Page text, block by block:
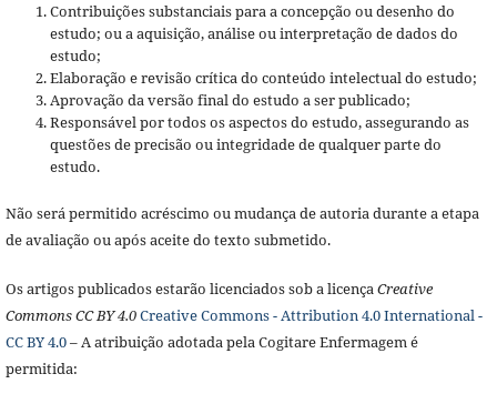
Contribuições substanciais para a concepção ou desenho do
estudo; ou a aquisição, análise ou interpretação de dados do
estudo;
Elaboração e revisão crítica do conteúdo intelectual do estudo;
Aprovação da versão final do estudo a ser publicado;
Responsável por todos os aspectos do estudo, assegurando as
questões de precisão ou integridade de qualquer parte do
estudo.
Não será permitido acréscimo ou mudança de autoria durante a etapa
de avaliação ou após aceite do texto submetido.
Os artigos publicados estarão licenciados sob a licençaCreative
Commons CC BY 4.0Creative Commons - Attribution 4.0 International -
CC BY 4.0– A atribuição adotada pela Cogitare Enfermagem é
permitida: